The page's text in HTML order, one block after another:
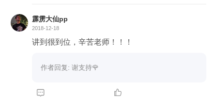
phore.maxConcurrentRequests=1000 hystrix.com
mand.xxxxxx.fallback.isolation.semaphore.maxCo
ncurrentRequests=3000 用的是okhttp
霹雳大仙pp
2018-12-18
讲到很到位，辛苦老师！！！
作者回复: 谢支持🌹
 